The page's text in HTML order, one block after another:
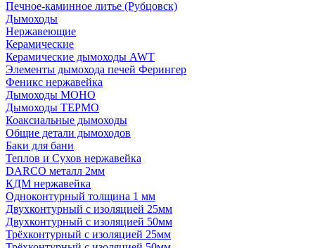
Печное-каминное литье (Рубцовск)
Дымоходы
Нержавеющие
Керамические
Керамические дымоходы AWT
Элементы дымохода печей Ферингер
Феникс нержавейка
Дымоходы МОНО
Дымоходы ТЕРМО
Коаксиальные дымоходы
Общие детали дымоходов
Баки для бани
Теплов и Сухов нержавейка
DARCO металл 2мм
КДМ нержавейка
Одноконтурный толщина 1 мм
Двухконтурный с изоляцией 25мм
Двухконтурный с изоляцией 50мм
Трёхконтурный с изоляцией 25мм